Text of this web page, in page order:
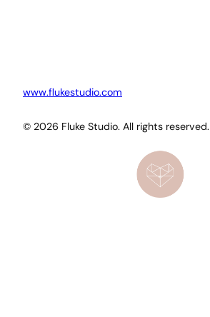
www.flukestudio.com
© 2026 Fluke Studio. All rights reserved.